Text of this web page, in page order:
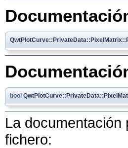
bool
La documentación
fichero: